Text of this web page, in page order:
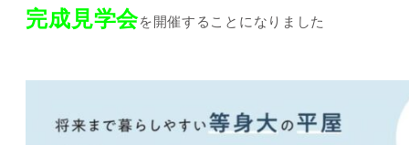
完成見学会を開催することになりました